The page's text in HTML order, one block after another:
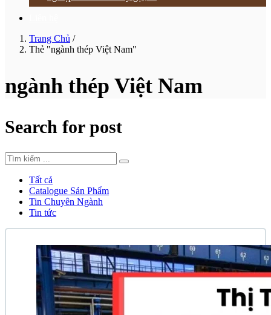
Trang Chủ /
Thẻ "ngành thép Việt Nam"
ngành thép Việt Nam
Search for post
Tất cả
Catalogue Sản Phẩm
Tin Chuyên Ngành
Tin tức